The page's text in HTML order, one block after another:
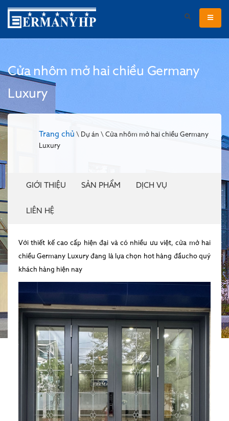
Cửa nhôm mở hai chiều Germany
Luxury
Trang chủ \ Dự án \ Cửa nhôm mở hai chiều Germany
Luxury
GIỚI THIỆU SẢN PHẨM DỊCH VỤ
LIÊN HỆ
Với thiết kế cao cấp hiện đại và có nhiều ưu việt, cửa mở hai
chiều Germany Luxury đang là lựa chọn hot hàng đầucho quý
khách hàng hiện nay